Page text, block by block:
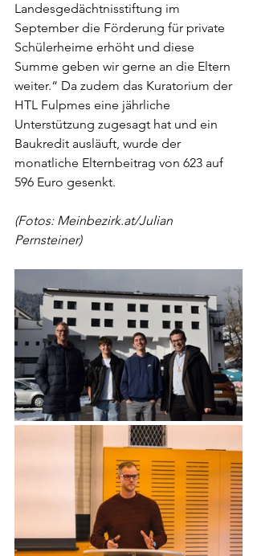
Landesgedächtnisstiftung im
September die Förderung für private
Schülerheime erhöht und diese
Summe geben wir gerne an die Eltern
weiter.“ Da zudem das Kuratorium der
HTL Fulpmes eine jährliche
Unterstützung zugesagt hat und ein
Baukredit ausläuft, wurde der
monatliche Elternbeitrag von 623 auf
596 Euro gesenkt.
(Fotos: Meinbezirk.at/Julian
Pernsteiner)